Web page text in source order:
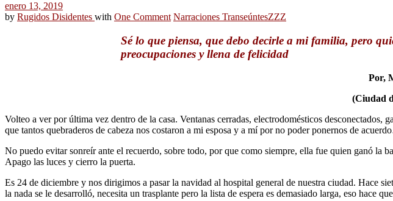
enero 13, 2019
by Rugidos Disidentes with One Comment Narraciones TranseúntesZZZ
Sé lo que piensa, que debo decirle a mi familia, pero
preocupaciones y llena de felicidad
Por,
(Ciudad
Volteo a ver por última vez dentro de la casa. Ventanas cerradas, electrodomésticos
que tantos quebraderos de cabeza nos costaron a mi esposa y a mí por no poder ponernos de
No puedo evitar sonreír ante el recuerdo, sobre todo, por que como siempre, ella fue quien ganó la
Apago las luces y cierro la puerta.
Es 24 de diciembre y nos dirigimos a pasar la navidad al hospital general de nuestra ciudad. Hace
la nada se le desarrolló, necesita un trasplante pero la lista de espera es demasiado larga, eso hace